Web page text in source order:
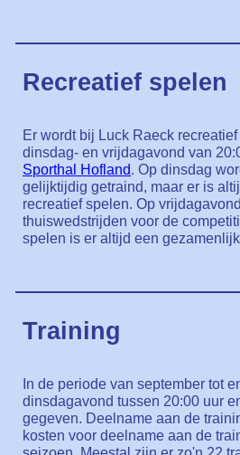
Recreatief spelen
Er wordt bij Luck Raeck
dinsdag- en vrijdagavond van
Sporthal Hofland. Op dinsdag
gelijktijdig getraind, maar er is
recreatief spelen. Op
thuiswedstrijden voor de
spelen is er altijd een
Training
In de periode van september tot
dinsdagavond tussen 20:00 uur
gegeven. Deelname aan de
kosten voor deelname aan de